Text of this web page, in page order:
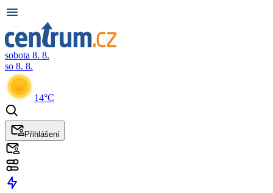
sobota 8. 8.
so 8. 8.
14°C
Přihlášení